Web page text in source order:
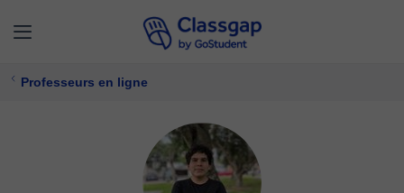
Professeurs en ligne